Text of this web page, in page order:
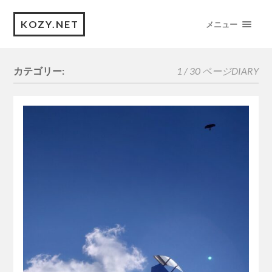
KOZY.NET メニュー
カテゴリー: DIARY
1 / 30 ページ